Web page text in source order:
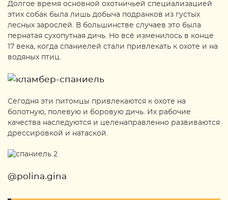
Долгое время основной охотничьей специализацией
этих собак была лишь добыча подранков из густых
лесных зарослей. В большинстве случаев это была
пернатая сухопутная дичь. Но всё изменилось в конце
17 века, когда спаниелей стали привлекать к охоте и на
водяных птиц.
Сегодня эти питомцы привлекаются к охоте на
болотную, полевую и боровую дичь. Их рабочие
качества наследуются и целенаправленно развиваются
дрессировкой и натаской.
@polina.gina